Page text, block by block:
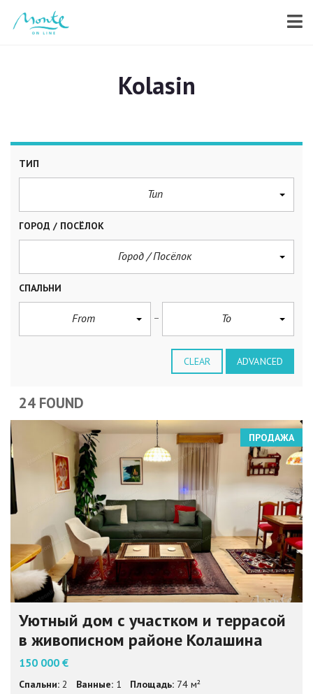
Kolasin
ТИП
Тип
ГОРОД / ПОСЁЛОК
Город / Посёлок
СПАЛЬНИ
From To
CLEAR ADVANCED
24 FOUND
ПРОДАЖА
Уютный дом с участком и террасой
в живописном районе Колашина
150 000 €
Спальни: 2 Ванные: 1 Площадь: 74 м²